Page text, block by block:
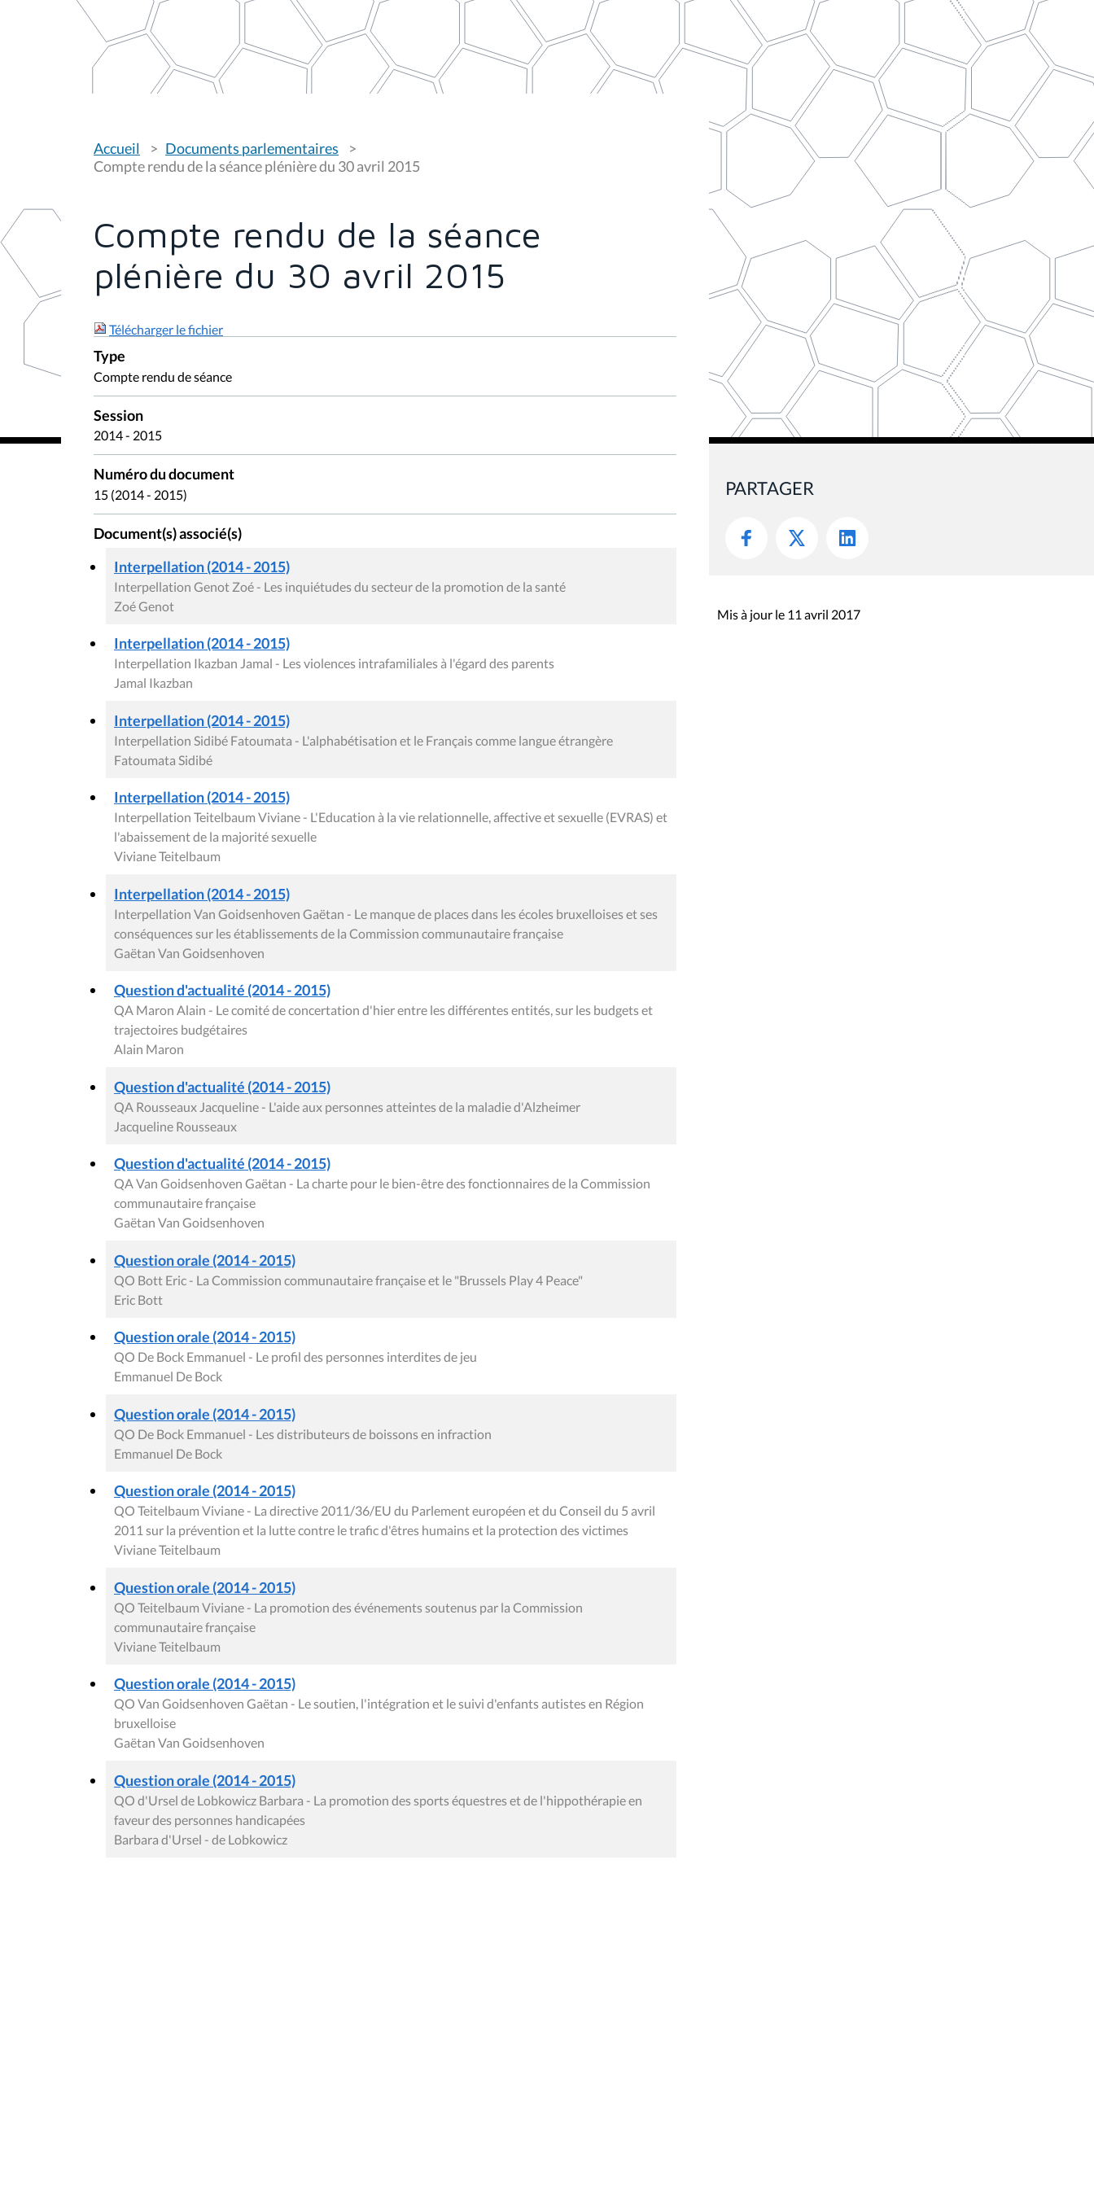
o
u
s
s
i
:
Accueil
Documents parlementaires
Compte rendu de la séance plénière du 30 avril 2015
Compte rendu de la séance
plénière du 30 avril 2015
Télécharger le fichier
Type
Compte rendu de séance
Session
2014 - 2015
Numéro du document
15 (2014 - 2015)
Document(s) associé(s)
Interpellation (2014 - 2015)
Interpellation Genot Zoé - Les inquiétudes du secteur de la promotion de la santé
Zoé Genot
Interpellation (2014 - 2015)
Interpellation Ikazban Jamal - Les violences intrafamiliales à l'égard des parents
Jamal Ikazban
Interpellation (2014 - 2015)
Interpellation Sidibé Fatoumata - L'alphabétisation et le Français comme langue étrangère
Fatoumata Sidibé
Interpellation (2014 - 2015)
Interpellation Teitelbaum Viviane - L'Education à la vie relationnelle, affective et sexuelle (EVRAS) et
l'abaissement de la majorité sexuelle
Viviane Teitelbaum
Interpellation (2014 - 2015)
Interpellation Van Goidsenhoven Gaëtan - Le manque de places dans les écoles bruxelloises et ses
conséquences sur les établissements de la Commission communautaire française
Gaëtan Van Goidsenhoven
Question d'actualité (2014 - 2015)
QA Maron Alain - Le comité de concertation d'hier entre les différentes entités, sur les budgets et
trajectoires budgétaires
Alain Maron
Question d'actualité (2014 - 2015)
QA Rousseaux Jacqueline - L'aide aux personnes atteintes de la maladie d'Alzheimer
Jacqueline Rousseaux
Question d'actualité (2014 - 2015)
QA Van Goidsenhoven Gaëtan - La charte pour le bien-être des fonctionnaires de la Commission
communautaire française
Gaëtan Van Goidsenhoven
Question orale (2014 - 2015)
QO Bott Eric - La Commission communautaire française et le "Brussels Play 4 Peace"
Eric Bott
Question orale (2014 - 2015)
QO De Bock Emmanuel - Le profil des personnes interdites de jeu
Emmanuel De Bock
Question orale (2014 - 2015)
QO De Bock Emmanuel - Les distributeurs de boissons en infraction
Emmanuel De Bock
Question orale (2014 - 2015)
QO Teitelbaum Viviane - La directive 2011/36/EU du Parlement européen et du Conseil du 5 avril
2011 sur la prévention et la lutte contre le trafic d'êtres humains et la protection des victimes
Viviane Teitelbaum
Question orale (2014 - 2015)
QO Teitelbaum Viviane - La promotion des événements soutenus par la Commission
communautaire française
Viviane Teitelbaum
Question orale (2014 - 2015)
QO Van Goidsenhoven Gaëtan - Le soutien, l'intégration et le suivi d'enfants autistes en Région
bruxelloise
Gaëtan Van Goidsenhoven
Question orale (2014 - 2015)
QO d'Ursel de Lobkowicz Barbara - La promotion des sports équestres et de l'hippothérapie en
faveur des personnes handicapées
Barbara d'Ursel - de Lobkowicz
PARTAGER
Mis à jour le 11 avril 2017